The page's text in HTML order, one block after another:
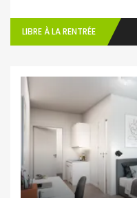
LIBRE À LA RENTRÉE